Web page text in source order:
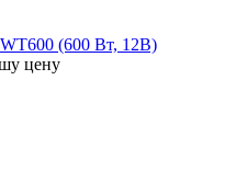
(600 Вт, 12В)
цену